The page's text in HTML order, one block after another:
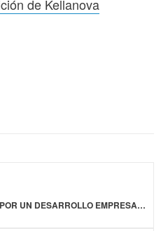
de Kellanova
IGUALDAD DE GÉNERO; POR UN DESARROLLO EMPRESARIAL SOSTENIBLE Y EQUITATIVO: GRUPO BIMBO